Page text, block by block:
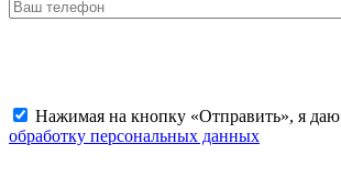
Нажимая на кнопку «Отправить», я даю
обработку персональных данных